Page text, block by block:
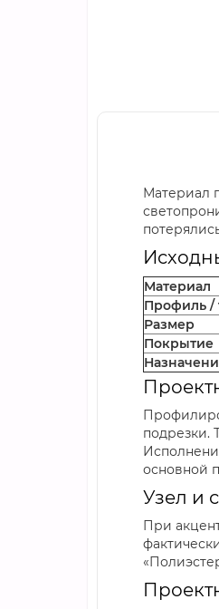
Материал
Материал
Профиль /
Размер
Покрытие
подрезки.
основной
Узел и
При